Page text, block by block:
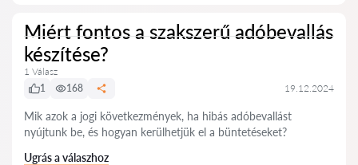
Miért fontos a szakszerű adóbevallás
készítése?
1 Válasz
1
168 19.12.2024
Mik azok a jogi következmények, ha hibás adóbevallást
nyújtunk be, és hogyan kerülhetjük el a büntetéseket?
Ugrás a válaszhoz